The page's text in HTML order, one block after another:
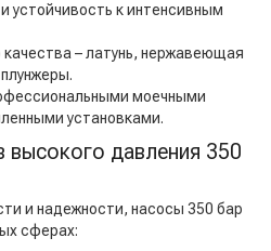
устойчивость к интенсивным
– латунь, нержавеющая
моечными
установками.
высокого давления 350
и надежности, насосы 350 бар
сферах: